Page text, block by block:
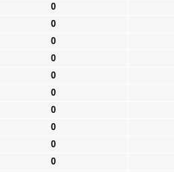
0
0
0
0
0
0
0
0
0
0